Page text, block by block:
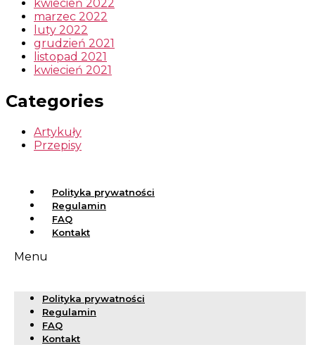
kwiecień 2022
marzec 2022
luty 2022
grudzień 2021
listopad 2021
kwiecień 2021
Categories
Artykuły
Przepisy
Polityka prywatności
Regulamin
FAQ
Kontakt
Menu
Polityka prywatności
Regulamin
FAQ
Kontakt